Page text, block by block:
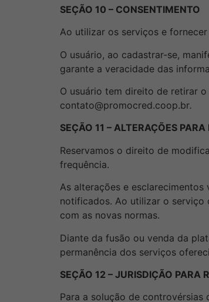
SEÇÃO 10 – CONSENTIMENTO
Ao utilizar os serviços e
O usuário, ao cadastrar-se,
garante a veracidade das
O usuário tem direito de retirar
contato@promocred.coop.br.
SEÇÃO 11 – ALTERAÇÕES
Reservamos o direito de
frequência.
As alterações e
notificados. Ao utilizar o serviço
com as novas normas.
Diante da fusão ou venda da
permanência dos serviços
SEÇÃO 12 – JURISDIÇÃO PARA
Para a solução de